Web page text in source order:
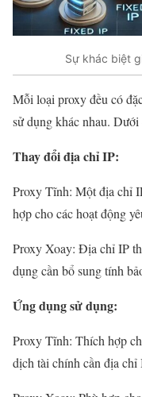
Sự khác biệt
Mỗi loại proxy đều có
sử dụng khác nhau.
Thay đổi địa chỉ IP:
Proxy Tĩnh: Một địa chỉ
hợp cho các hoạt động
Proxy Xoay: Địa chỉ IP
dụng cần bổ sung tính
Ứng dụng sử dụng:
Proxy Tĩnh: Thích hợp
dịch tài chính cần địa chỉ